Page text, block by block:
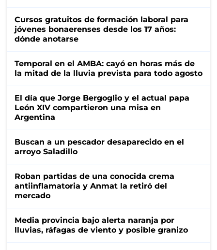
Cursos gratuitos de formación laboral para
jóvenes bonaerenses desde los 17 años:
dónde anotarse
Temporal en el AMBA: cayó en horas más de
la mitad de la lluvia prevista para todo agosto
El día que Jorge Bergoglio y el actual papa
León XIV compartieron una misa en
Argentina
Buscan a un pescador desaparecido en el
arroyo Saladillo
Roban partidas de una conocida crema
antiinflamatoria y Anmat la retiró del
mercado
Media provincia bajo alerta naranja por
lluvias, ráfagas de viento y posible granizo